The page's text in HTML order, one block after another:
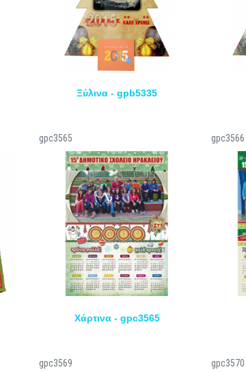
Ξύλινα - gpb5335
gpc3565
Χάρτινα - gpc3565
gpc3566
gpc3569 gpc3570